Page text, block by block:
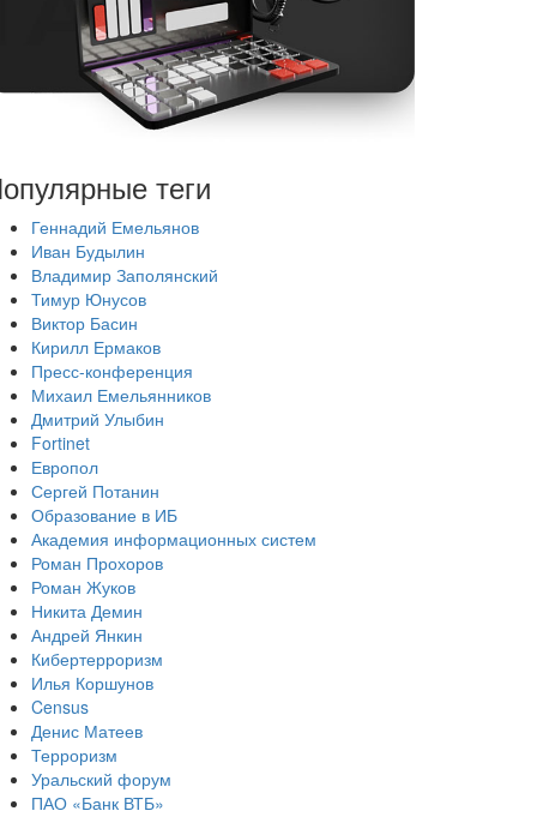
теги
Геннадий Емельянов
Иван Будылин
Владимир Заполянский
Тимур Юнусов
Виктор Басин
Кирилл Ермаков
Пресс-конференция
Михаил Емельянников
Дмитрий Улыбин
Fortinet
Европол
Сергей Потанин
Образование в ИБ
Академия информационных систем
Роман Прохоров
Роман Жуков
Никита Демин
Андрей Янкин
Кибертерроризм
Илья Коршунов
Census
Денис Матеев
Терроризм
Уральский форум
ПАО «Банк ВТБ»